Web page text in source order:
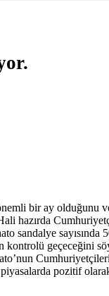
bir ay olduğunu
hazırda
sayısında
kontrolü geçeceğini
pozitif